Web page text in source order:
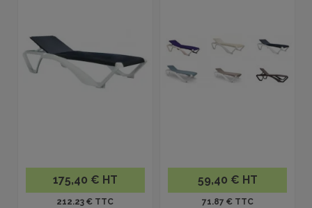
175,40 € HT
212.23 € TTC
59,40 € HT
71.87 € TTC